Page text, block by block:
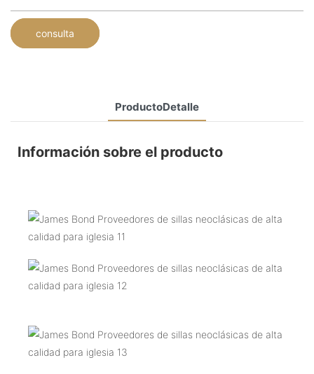
consulta
ProductoDetalle
Información sobre el producto